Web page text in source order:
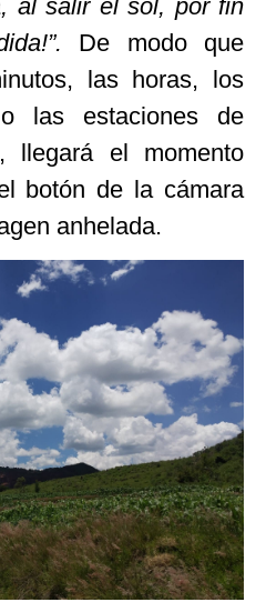
al salir el sol, por fin
De modo que
las horas, los
las estaciones de
llegará el momento
botón de la cámara
anhelada.